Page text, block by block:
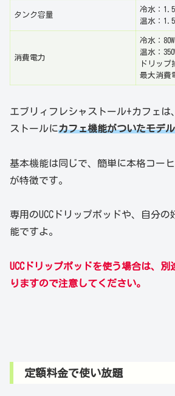
タンク容量
冷水：
温水：
消費電力
冷水：80W
温水：
ドリップ
最大消費
エブリィフレシャストール+カフェは
ストールにカフェ機能がついたモデ
基本機能は同じで、簡単に本格コー
が特徴です。
専用のUCCドリップポッドや、自分
能ですよ。
UCCドリップポッドを使う場合は、
りますので注意してください。
定額料金で使い放題